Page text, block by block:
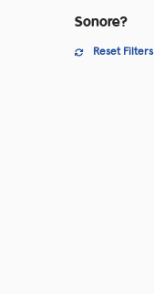
Sonore?
Reset Filters